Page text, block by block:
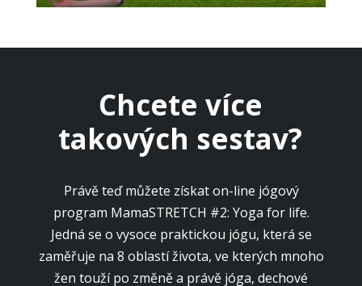
Chcete více
takových sestav?
Právě teď můžete získat on-line jógový
program MamaSTRETCH #2: Yoga for life.
Jedná se o vysoce praktickou jógu, která se
zaměřuje na 8 oblastí života, ve kterých mnoho
žen touží po změně a právě jóga, dechové